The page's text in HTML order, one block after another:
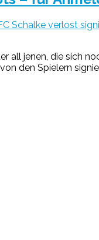
Schalke verlost
all jenen, die sich
den Spielern